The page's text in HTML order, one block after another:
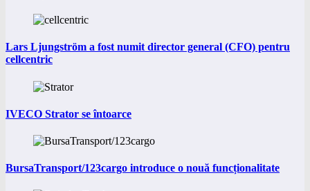
Lars Ljungström a fost numit director general (CFO) pentru
cellcentric
IVECO Strator se întoarce
BursaTransport/123cargo introduce o nouă funcționalitate